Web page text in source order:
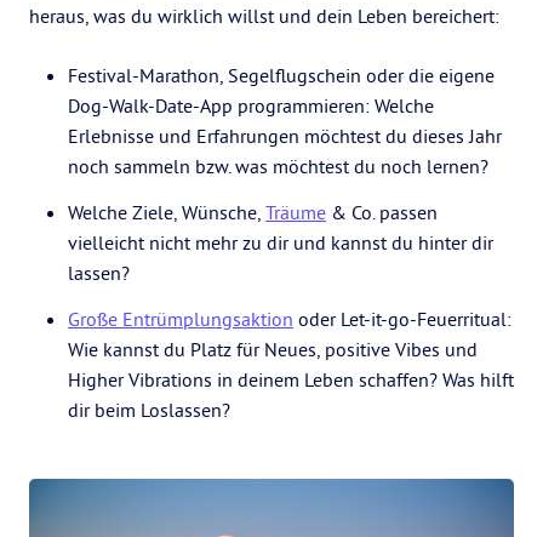
heraus, was du wirklich willst und dein Leben bereichert:
Festival-Marathon, Segelflugschein oder die eigene
Dog-Walk-Date-App programmieren: Welche
Erlebnisse und Erfahrungen möchtest du dieses Jahr
noch sammeln bzw. was möchtest du noch lernen?
Welche Ziele, Wünsche, Träume & Co. passen
vielleicht nicht mehr zu dir und kannst du hinter dir
lassen?
Große Entrümplungsaktion oder Let-it-go-Feuerritual:
Wie kannst du Platz für Neues, positive Vibes und
Higher Vibrations in deinem Leben schaffen? Was hilft
dir beim Loslassen?